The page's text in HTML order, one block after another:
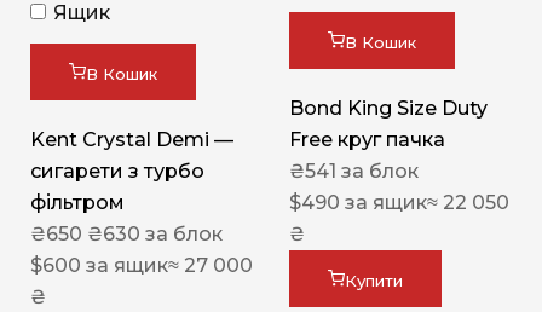
Ящик
В Кошик
Kent Crystal Demi —
сигарети з турбо
фільтром
₴650 ₴630 за блок
$600 за ящик≈ 27 000
₴
В Кошик
Bond King Size Duty
Free круг пачка
₴541 за блок
$490 за ящик≈ 22 050
₴
Купити